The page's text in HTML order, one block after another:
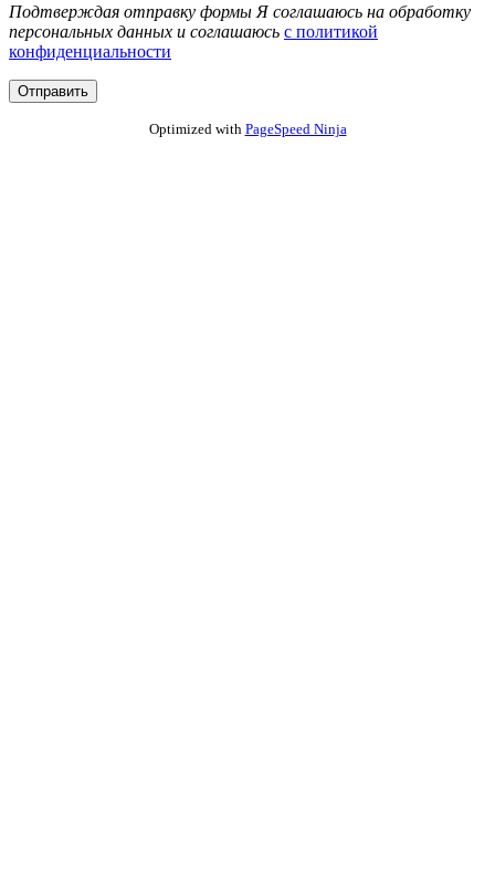
Подтверждая отправку формы Я соглашаюсь на обработку
персональных данных и соглашаюсь с политикой
конфиденциальности
Optimized with PageSpeed Ninja